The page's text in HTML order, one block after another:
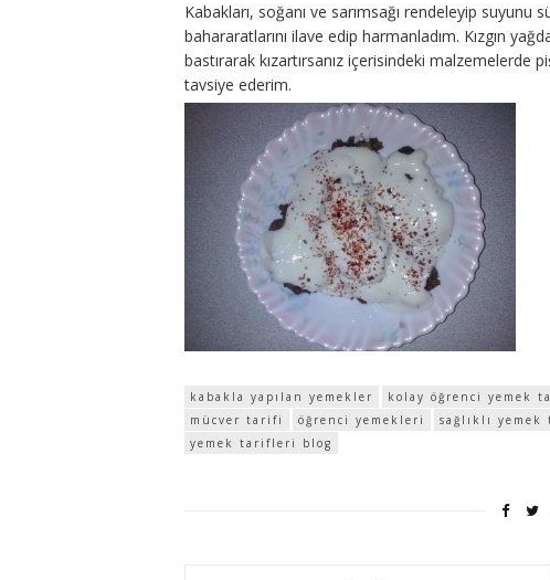
Kabakları, soğanı ve sarımsağı rendeleyip
bahararatlarını ilave edip harmanladım. Kızgın
bastırarak kızartırsanız içerisindeki
tavsiye ederim.
kabakla yapılan yemekler kolay öğrenci yemek
mücver tarifi
öğrenci yemekleri sağlıklı
yemek tarifleri blog